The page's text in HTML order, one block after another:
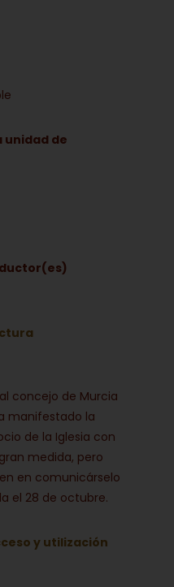
unidad de
concejo de Murcia
manifestado la
de la Iglesia con
medida, pero
en comunicárselo
el 28 de octubre.
y utilización